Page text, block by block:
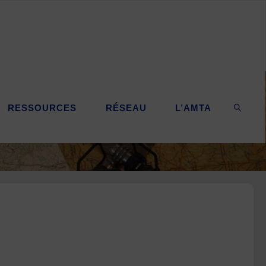
RESSOURCES RÉSEAU L’AMTA